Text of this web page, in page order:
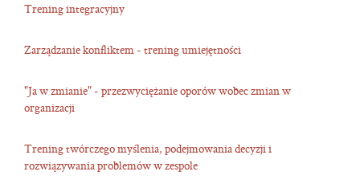
Trening integracyjny
Zarządzanie konfliktem - trening umiejętności
"Ja w zmianie" - przezwyciężanie oporów wobec zmian w
organizacji
Trening twórczego myślenia, podejmowania decyzji i
rozwiązywania problemów w zespole